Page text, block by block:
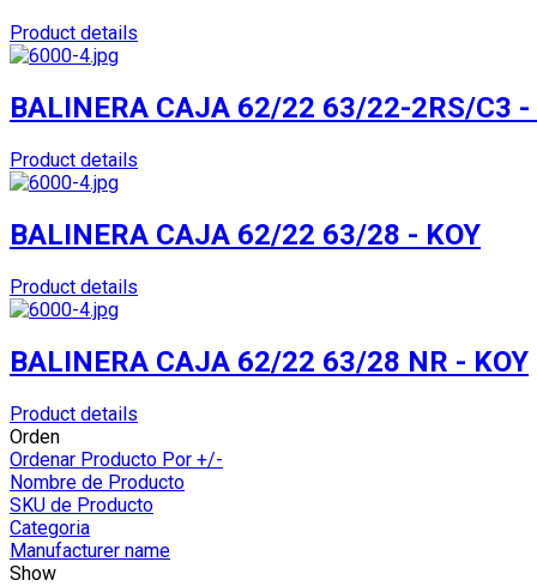
Product details
BALINERA CAJA 62/22 63/22-2RS/C3 -
Product details
BALINERA CAJA 62/22 63/28 - KOY
Product details
BALINERA CAJA 62/22 63/28 NR - KOY
Product details
Orden
Ordenar Producto Por +/-
Nombre de Producto
SKU de Producto
Categoria
Manufacturer name
Show